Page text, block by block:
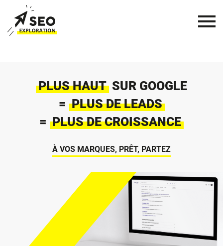
PLUS HAUT SUR GOOGLE
= PLUS DE LEADS
= PLUS DE CROISSANCE
À VOS MARQUES, PRÊT, PARTEZ